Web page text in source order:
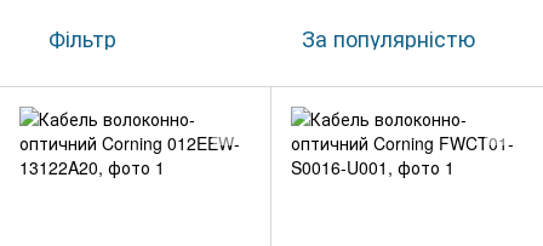
Фільтр За популярністю